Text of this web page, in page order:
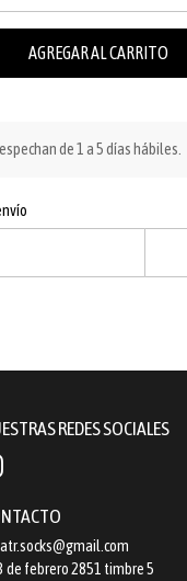
AGREGAR AL CARRITO
de 1 a 5 días hábiles.
REDES SOCIALES
atr.socks@gmail.com
de febrero 2851 timbre 5